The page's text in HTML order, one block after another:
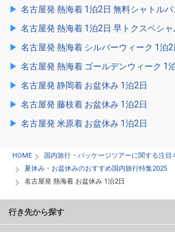
名古屋発 熱海着 1泊2日 無料シャトルバ
名古屋発 熱海着 1泊2日 早トクスペシャ
名古屋発 熱海着 シルバーウィーク 1泊2
名古屋発 熱海着 ゴールデンウィーク 1
名古屋発 静岡着 お盆休み 1泊2日
名古屋発 藤枝着 お盆休み 1泊2日
名古屋発 米原着 お盆休み 1泊2日
HOME
国内旅行・パッケージツアーに関する注目
夏休み・お盆休みのおすすめ国内旅行特集2025
名古屋発 熱海着 お盆休み 1泊2日
行き先から探す